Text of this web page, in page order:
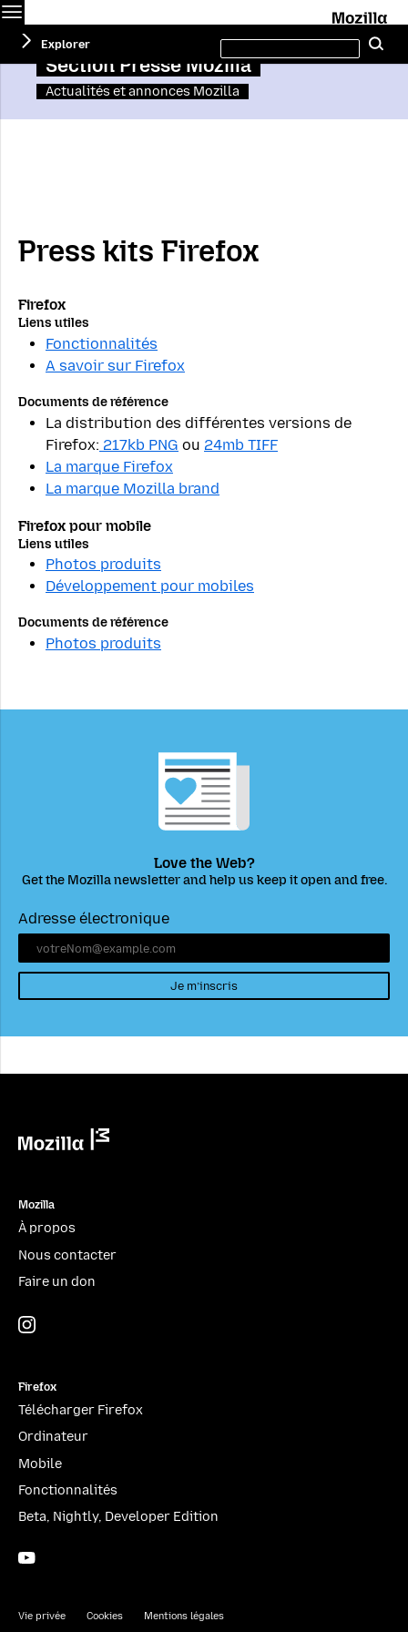
Section Presse Mozilla
Actualités et annonces Mozilla
Explorer
ce
site
Press kits Firefox
Firefox
Liens utiles
Fonctionnalités
A savoir sur Firefox
Documents de référence
La distribution des différentes versions de
Firefox: 217kb PNG ou 24mb TIFF
La marque Firefox
La marque Mozilla brand
Firefox pour mobile
Liens utiles
Photos produits
Développement pour mobiles
Documents de référence
Photos produits
Love the Web?
Get the Mozilla newsletter and help us keep it open and free.
Adresse électronique
Je m’inscris
Mozilla
À propos
Nous contacter
Faire un don
Firefox
Télécharger Firefox
Ordinateur
Mobile
Fonctionnalités
Beta, Nightly, Developer Edition
Vie privée Cookies Mentions légales